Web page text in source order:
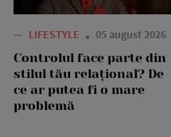
— LIFESTYLE 05 august 2026
Controlul face parte din
stilul tău relațional? De
ce ar putea fi o mare
problemă